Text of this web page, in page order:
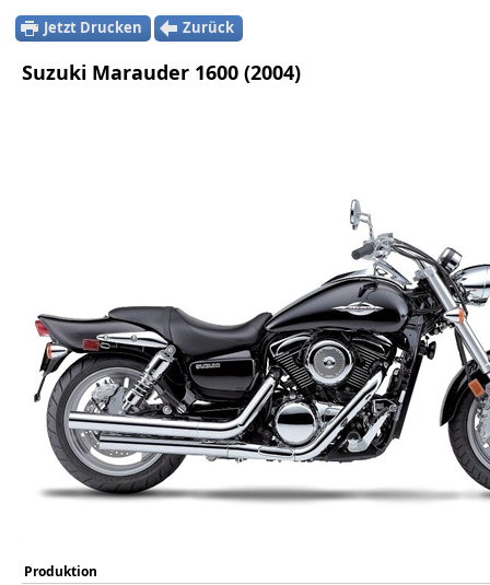
Jetzt Drucken Zurück
Suzuki Marauder 1600 (2004)
Produktion